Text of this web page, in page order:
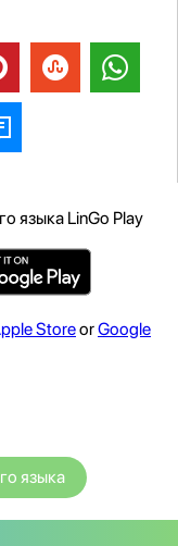
языка LinGo Play
StoreorGoogle
языка